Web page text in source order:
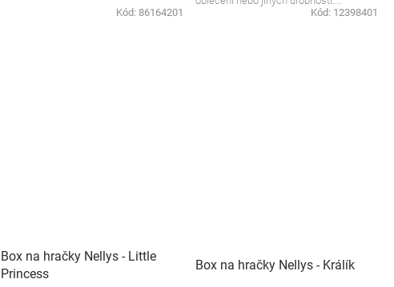
Kód: 86164201
Kód: 12398401
Box na hračky Nellys - Little
Princess
Box na hračky Nellys - Králík